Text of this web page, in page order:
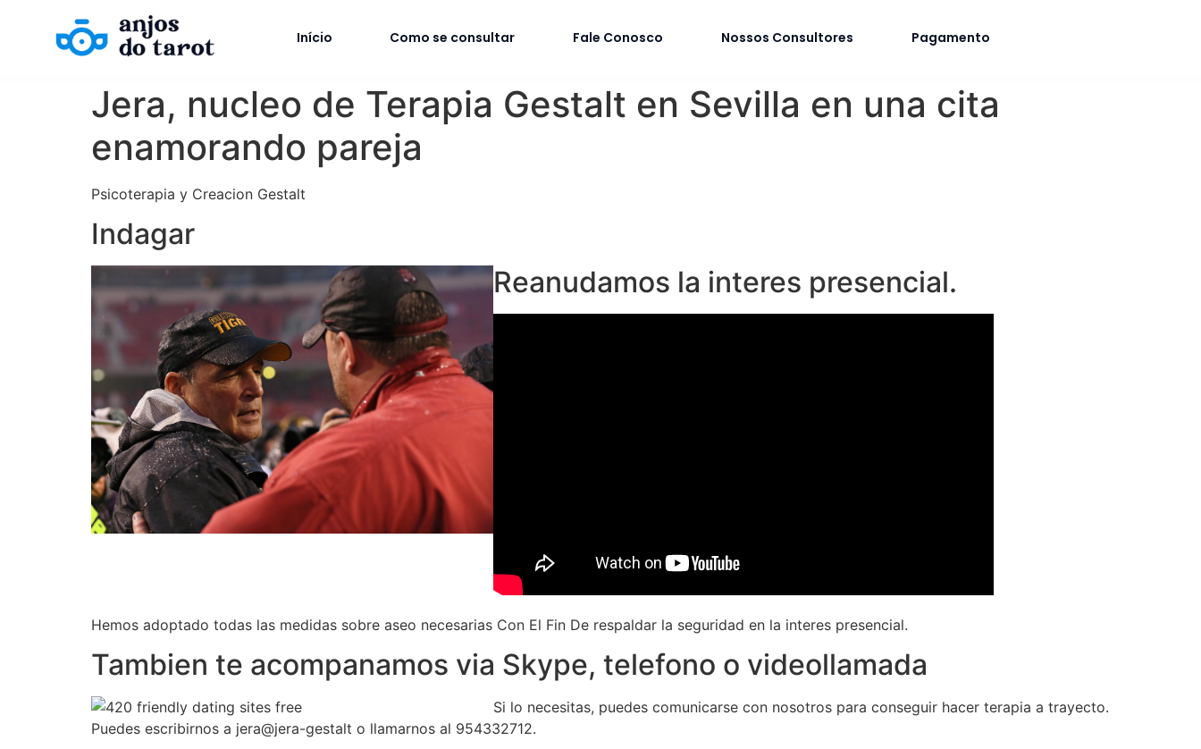
Início Como se consultar Fale Conosco Nossos Consultores Pagamento
Jera, nucleo de Terapia Gestalt en Sevilla en una cita
enamorando pareja
Psicoterapia y Creacion Gestalt
Indagar
Reanudamos la interes presencial.
Hemos adoptado todas las medidas sobre aseo necesarias Con El Fin De respaldar la seguridad en la interes presencial.
Tambien te acompanamos via Skype, telefono o videollamada
Si lo necesitas, puedes comunicarse con nosotros para conseguir hacer terapia a trayecto.
Puedes escribirnos a jera@jera-gestalt o llamarnos al 954332712.